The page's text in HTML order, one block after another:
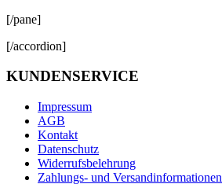
[/pane]
[/accordion]
KUNDENSERVICE
Impressum
AGB
Kontakt
Datenschutz
Widerrufsbelehrung
Zahlungs- und Versandinformationen